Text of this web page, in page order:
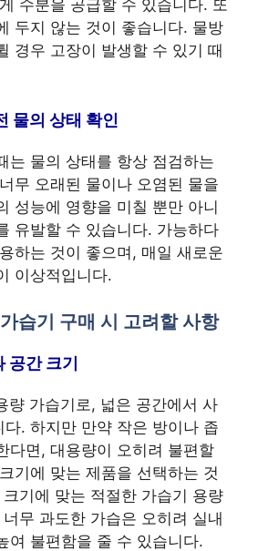
수분을 공급할 수 있습니다. 또
두지 않는 것이 좋습니다. 물방
경우 고장이 발생할 수 있기 때
물의 상태 확인
는 물의 상태를 항상 점검하는
무 오래된 물이나 오염된 물을
성능에 영향을 미칠 뿐만 아니
유발할 수 있습니다. 가능하다
하는 것이 좋으며, 매일 새로운
이상적입니다.
습기 구매 시 고려할 사항
공간 크기
량 가습기로, 넓은 공간에서 사
다. 하지만 만약 작은 방이나 좁
다면, 대용량이 오히려 불편할
기에 맞는 제품을 선택하는 것
기에 맞는 적절한 가습기 용량
무 과도한 가습은 오히려 실내
여 불편함을 줄 수 있습니다.